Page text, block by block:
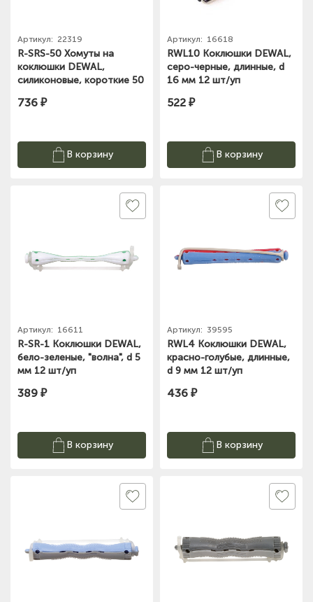
Артикул: 22319
R-SRS-50 Хомуты на
коклюшки DEWAL,
силиконовые, короткие 50
736 ₽
В корзину
Артикул: 16618
RWL10 Коклюшки DEWAL,
серо-черные, длинные, d
16 мм 12 шт/уп
522 ₽
В корзину
Артикул: 16611
R-SR-1 Коклюшки DEWAL,
бело-зеленые, "волна", d 5
мм 12 шт/уп
389 ₽
В корзину
Артикул: 39595
RWL4 Коклюшки DEWAL,
красно-голубые, длинные,
d 9 мм 12 шт/уп
436 ₽
В корзину